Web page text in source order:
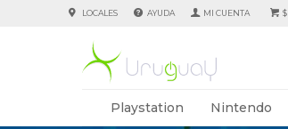
Playstation Nintendo
$
LOCALES AYUDA